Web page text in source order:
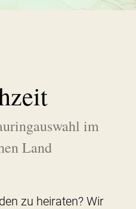
im
Land
zu heiraten? Wir